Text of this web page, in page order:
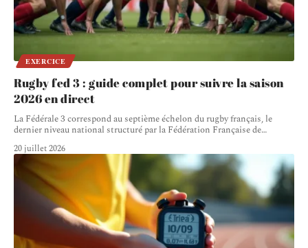
EXERCICE
Rugby fed 3 : guide complet pour suivre la saison
2026 en direct
La Fédérale 3 correspond au septième échelon du rugby français, le
dernier niveau national structuré par la Fédération Française de…
20 juillet 2026